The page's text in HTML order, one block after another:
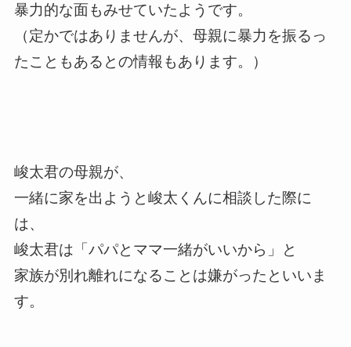
暴力的な面もみせていたようです。
（定かではありませんが、母親に暴力を振るっ
たこともあるとの情報もあります。）
峻太君の母親が、
一緒に家を出ようと峻太くんに相談した際に
は、
峻太君は「パパとママ一緒がいいから」と
家族が別れ離れになることは嫌がったといいま
す。